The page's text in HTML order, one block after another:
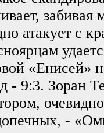
забивая
атакует с
«Енисей»
- 9:3. Зоран
-